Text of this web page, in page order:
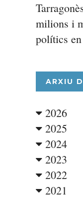
milions i
polítics
ARXIU
2026
2025
2024
2023
2022
2021